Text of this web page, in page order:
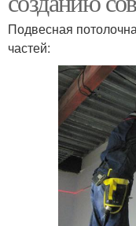
Подвесная
частей: